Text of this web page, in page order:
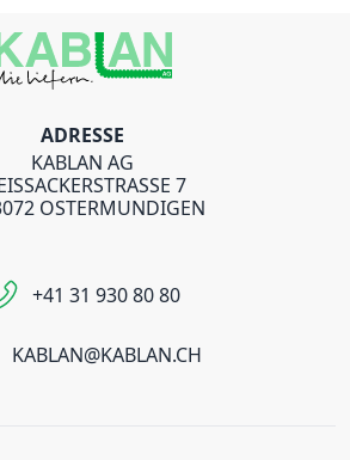
ADRESSE
KABLAN AG
7
OSTERMUNDIGEN
+41 31 930 80 80
KABLAN@KABLAN.CH